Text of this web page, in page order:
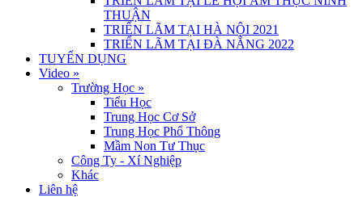
THUẬN
TRIỂN LÃM TẠI HÀ NỘI 2021
TRIỂN LÃM TẠI ĐÀ NẴNG 2022
TUYỂN DỤNG
Video »
Trường Học »
Tiểu Học
Trung Học Cơ Sở
Trung Học Phổ Thông
Mầm Non Tư Thục
Công Ty - Xí Nghiệp
Khác
Liên hệ